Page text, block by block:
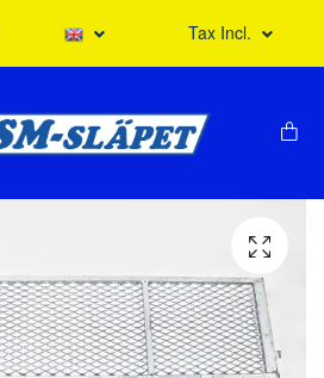
Tax Incl.